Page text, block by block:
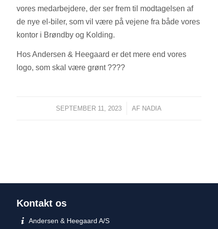
vores medarbejdere, der ser frem til modtagelsen af
de nye el-biler, som vil være på vejene fra både vores
kontor i Brøndby og Kolding.
Hos Andersen & Heegaard er det mere end vores
logo, som skal være grønt ????
SEPTEMBER 11, 2023
/ AF NADIA
Kontakt os
Andersen & Heegaard A/S